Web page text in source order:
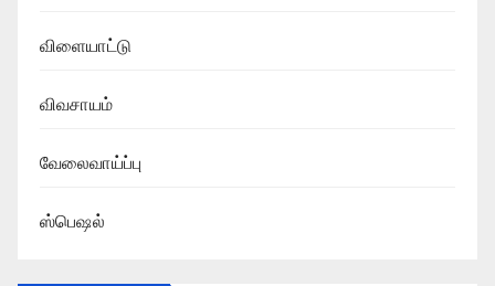
விளையாட்டு
விவசாயம்
வேலைவாய்ப்பு
ஸ்பெஷல்